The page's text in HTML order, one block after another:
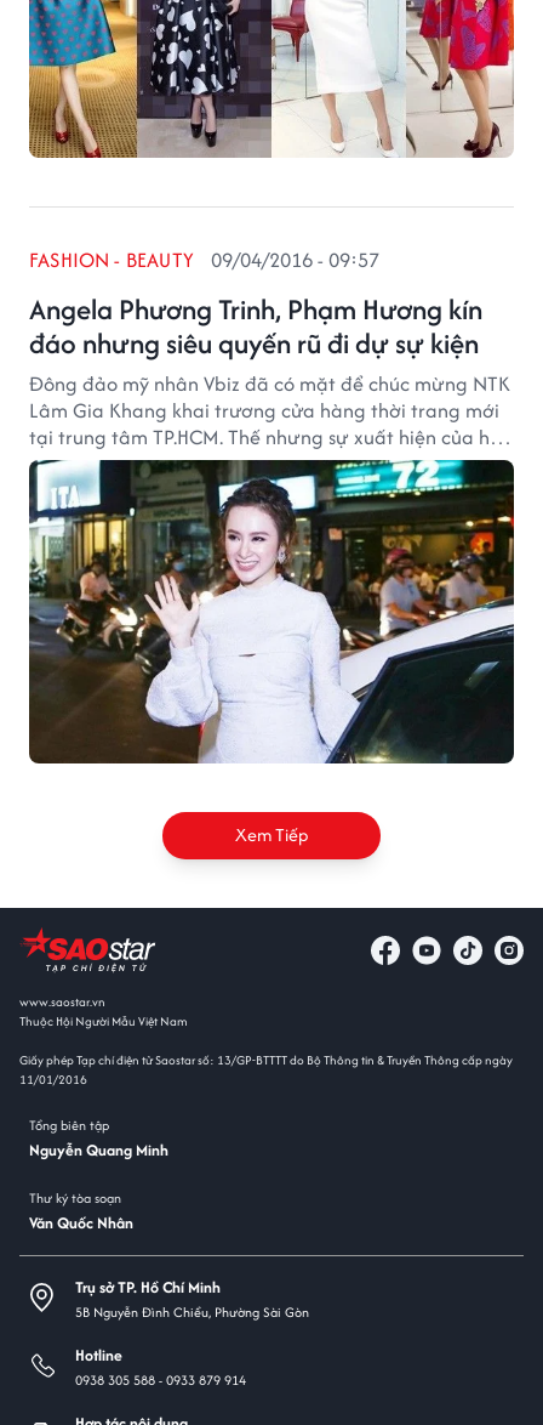
Angela Phương Trinh, Phạm Hương kín
đáo nhưng siêu quyến rũ đi dự sự kiện
FASHION - BEAUTY 09/04/2016 - 09:57
Đông đảo mỹ nhân Vbiz đã có mặt để chúc mừng NTK
Lâm Gia Khang khai trương cửa hàng thời trang mới
tại trung tâm TP.HCM. Thế nhưng sự xuất hiện của hai
mỹ nhân Việt, Angela Phương Trinh và Phạm Hương
khiến không khí buổi tiệc thêm phần sôi động.
Xem Tiếp
www.saostar.vn
Thuộc Hội Người Mẫu Việt Nam
Giấy phép Tạp chí điện tử Saostar số: 13/GP-BTTTT do Bộ Thông tin & Truyền Thông cấp ngày
11/01/2016
Tổng biên tập
Nguyễn Quang Minh
Thư ký tòa soạn
Văn Quốc Nhân
Trụ sở TP. Hồ Chí Minh
5B Nguyễn Đình Chiểu, Phường Sài Gòn
Hotline
0938 305 588 -0933 879 914